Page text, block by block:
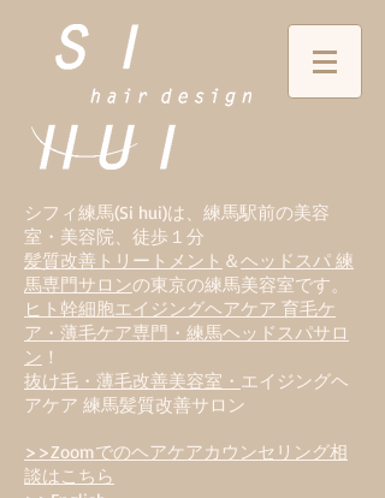
シフィ練馬(Si hui)は、 練馬駅前の美容
室・美容院、徒歩１分
髪質改善トリートメント ＆ヘッドスパ 練
馬専門サロンの東京の練馬美容室です。
ヒト幹細胞エイジングヘアケア 育毛ケ
ア・薄毛ケア専門・練馬ヘッドスパサロ
ン ！
抜け毛・薄毛改善美容室・ エイジングヘ
アケア 練馬髪質改善サロン
>>Zoomでのヘアケアカウンセリング相
談はこちら